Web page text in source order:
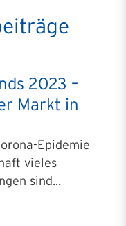
2023 –
Markt in
Epidemie
vieles
sind...